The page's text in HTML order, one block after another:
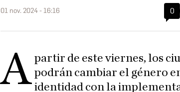
01 nov. 2024 - 16:16 0
A partir de este viernes, los
podrán cambiar el género
identidad con la